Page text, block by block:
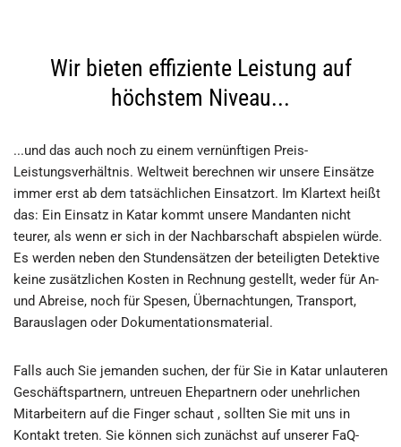
Wir bieten effiziente Leistung auf
höchstem Niveau...
...und das auch noch zu einem vernünftigen Preis-
Leistungsverhältnis. Weltweit berechnen wir unsere Einsätze
immer erst ab dem tatsächlichen Einsatzort. Im Klartext heißt
das: Ein Einsatz in Katar kommt unsere Mandanten nicht
teurer, als wenn er sich in der Nachbarschaft abspielen würde.
Es werden neben den Stundensätzen der beteiligten Detektive
keine zusätzlichen Kosten in Rechnung gestellt, weder für An-
und Abreise, noch für Spesen, Übernachtungen, Transport,
Barauslagen oder Dokumentationsmaterial.
Falls auch Sie jemanden suchen, der für Sie in Katar unlauteren
Geschäftspartnern, untreuen Ehepartnern oder unehrlichen
Mitarbeitern auf die Finger schaut , sollten Sie mit uns in
Kontakt treten. Sie können sich zunächst auf unserer FaQ-